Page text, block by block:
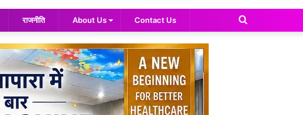
राजनीति About Us Contact Us
Search